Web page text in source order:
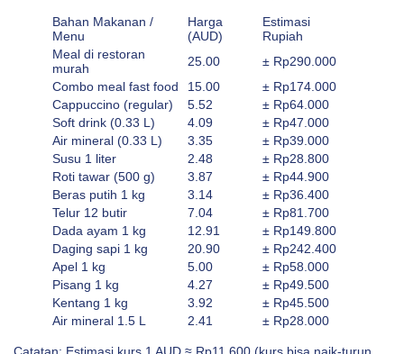
Bahan Makanan /
Menu
Harga
(AUD)
Estimasi
Rupiah
Meal di restoran
murah
25.00
± Rp290.000
Combo meal fast food
15.00
± Rp174.000
Cappuccino (regular)
5.52
± Rp64.000
Soft drink (0.33 L)
4.09
± Rp47.000
Air mineral (0.33 L)
3.35
± Rp39.000
Susu 1 liter
2.48
± Rp28.800
Roti tawar (500 g)
3.87
± Rp44.900
Beras putih 1 kg
3.14
± Rp36.400
Telur 12 butir
7.04
± Rp81.700
Dada ayam 1 kg
12.91
± Rp149.800
Daging sapi 1 kg
20.90
± Rp242.400
Apel 1 kg
5.00
± Rp58.000
Pisang 1 kg
4.27
± Rp49.500
Kentang 1 kg
3.92
± Rp45.500
Air mineral 1.5 L
2.41 ± Rp28.000
Catatan: Estimasi kurs 1 AUD ≈ Rp11.600 (kurs bisa naik-turun